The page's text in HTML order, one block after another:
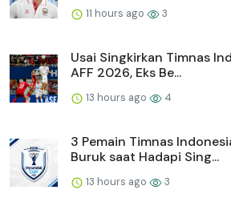
11 hours ago 3
Usai Singkirkan Timnas
AFF 2026, Eks Be...
13 hours ago 4
3 Pemain Timnas
Buruk saat Hadapi Sing...
13 hours ago 3